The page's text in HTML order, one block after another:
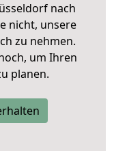
nach
nicht, unsere
zu nehmen.
um Ihren
planen.